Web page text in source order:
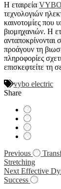
Η εταιρεία
τεχνολογιών
καινοτομίες που
βιομηχανιών. Η
ανταποκρίνονται
προάγουν τη
πληροφορίες
επισκεφτείτε τη
vybo electric
Share
Navigácia
v
článku
Previous
Stretching
Next Effective
Success